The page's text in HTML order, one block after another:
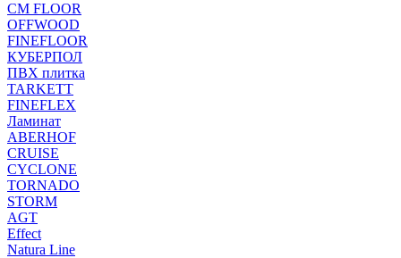
CM FLOOR
OFFWOOD
FINEFLOOR
КУБЕРПОЛ
ПВХ плитка
TARKETT
FINEFLEX
Ламинат
ABERHOF
CRUISE
CYCLONE
TORNADO
STORM
AGT
Effect
Natura Line